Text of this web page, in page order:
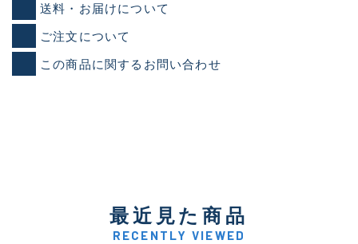
送料・お届けについて
ご注文について
この商品に関するお問い合わせ
最近見た商品
RECENTLY VIEWED